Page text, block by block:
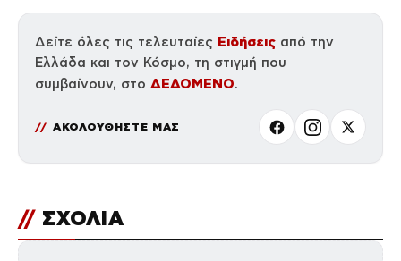
Δείτε όλες τις τελευταίες Ειδήσεις από την
Ελλάδα και τον Κόσμο, τη στιγμή που
συμβαίνουν, στο ΔΕΔΟΜΕΝΟ.
ΑΚΟΛΟΥΘΗΣΤΕ ΜΑΣ
// ΣΧΟΛΙΑ